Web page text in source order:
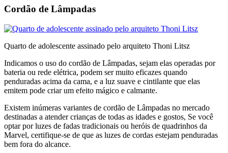
Cordão de Lâmpadas
Quarto de adolescente assinado pelo arquiteto Thoni Litsz
Indicamos o uso do cordão de Lâmpadas, sejam elas operadas por
bateria ou rede elétrica, podem ser muito eficazes quando
penduradas acima da cama, e a luz suave e cintilante que elas
emitem pode criar um efeito mágico e calmante.
Existem inúmeras variantes de cordão de Lâmpadas no mercado
destinadas a atender crianças de todas as idades e gostos, Se você
optar por luzes de fadas tradicionais ou heróis de quadrinhos da
Marvel, certifique-se de que as luzes de cordas estejam penduradas
bem fora do alcance.